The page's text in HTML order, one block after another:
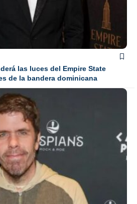
las luces del Empire State
de la bandera dominicana